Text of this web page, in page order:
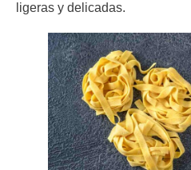
ligeras y delicadas.